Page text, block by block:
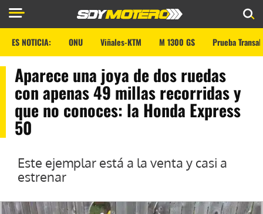
ES NOTICIA: ONU Viñales-KTM M 1300 GS Prueba
Aparece una joya de dos ruedas
con apenas 49 millas recorridas y
que no conoces: la Honda Express
50
Este ejemplar está a la venta y casi a
estrenar